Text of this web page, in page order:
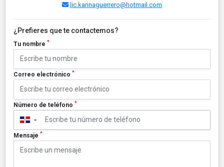
lic.karinaguerrero@hotmail.com
¿Prefieres que te contactemos?
Tu nombre *
Correo electrónico *
Número de teléfono *
▼
Mensaje *